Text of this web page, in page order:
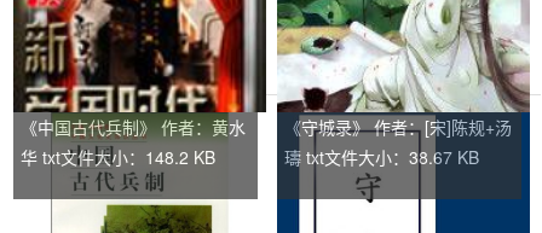
《中国古代兵制》 作者：黄水
华 txt文件大小：148.2 KB
《守城录》 作者：[宋]陈规+汤
璹 txt文件大小：38.67 KB